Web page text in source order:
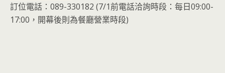
訂位電話：089-330182 (7/1前電話洽詢時段：每日09:00-
17:00，開幕後則為餐廳營業時段)